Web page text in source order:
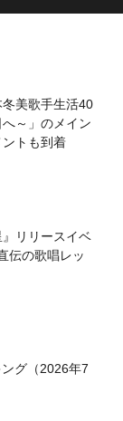
美歌手生活40
～」のメイン
トも到着
リリースイベ
伝の歌唱レッ
グ（2026年7